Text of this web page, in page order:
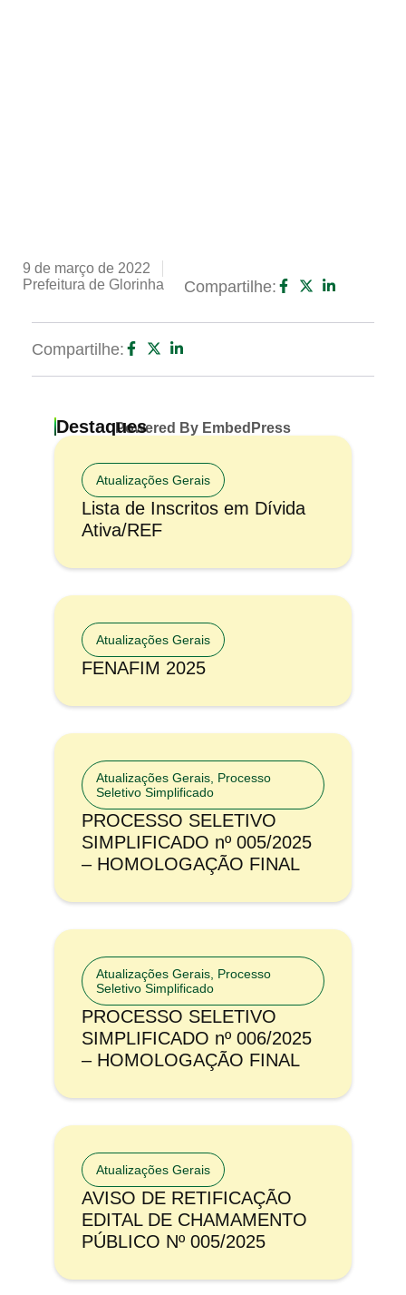
Powered By EmbedPress
9 de março de 2022
Prefeitura de Glorinha
Compartilhe:
Compartilhe:
Destaques
Atualizações Gerais
Lista de Inscritos em Dívida
Ativa/REF
Atualizações Gerais
FENAFIM 2025
Atualizações Gerais Processo
Seletivo Simplificado
PROCESSO SELETIVO
SIMPLIFICADO nº 005/2025
– HOMOLOGAÇÃO FINAL
Atualizações Gerais Processo
Seletivo Simplificado
PROCESSO SELETIVO
SIMPLIFICADO nº 006/2025
– HOMOLOGAÇÃO FINAL
Atualizações Gerais
AVISO DE RETIFICAÇÃO
EDITAL DE CHAMAMENTO
PÚBLICO Nº 005/2025